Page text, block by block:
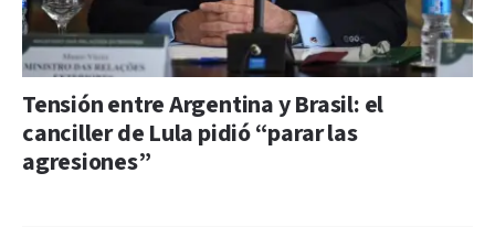
Tensión entre Argentina y Brasil: el
canciller de Lula pidió “parar las
agresiones”